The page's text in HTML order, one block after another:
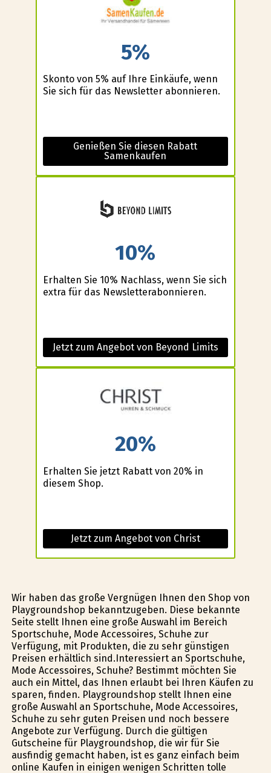
5%
Skonto von 5% auf Ihre Einkäufe, wenn
Sie sich für das Newsletter abonnieren.
Genießen Sie diesen Rabatt
Samenkaufen
10%
Erhalten Sie 10% Nachlass, wenn Sie sich
extra für das Newsletterabonnieren.
Jetzt zum Angebot von Beyond Limits
20%
Erhalten Sie jetzt Rabatt von 20% in
diesem Shop.
Jetzt zum Angebot von Christ
Wir haben das große Vergnügen Ihnen den Shop von
Playgroundshop bekanntzugeben. Diese bekannte
Seite stellt Ihnen eine große Auswahl im Bereich
Sportschuhe, Mode Accessoires, Schuhe zur
Verfügung, mit Produkten, die zu sehr günstigen
Preisen erhältlich sind.Interessiert an Sportschuhe,
Mode Accessoires, Schuhe? Bestimmt möchten Sie
auch ein Mittel, das Ihnen erlaubt bei Ihren Käufen zu
sparen, finden. Playgroundshop stellt Ihnen eine
große Auswahl an Sportschuhe, Mode Accessoires,
Schuhe zu sehr guten Preisen und noch bessere
Angebote zur Verfügung. Durch die gültigen
Gutscheine für Playgroundshop, die wir für Sie
ausfindig gemacht haben, ist es ganz einfach beim
online Kaufen in einigen wenigen Schritten tolle